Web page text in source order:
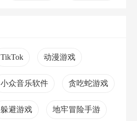
TikTok 动漫游戏
小众音乐软件 贪吃蛇游戏
躲避游戏 地牢冒险手游